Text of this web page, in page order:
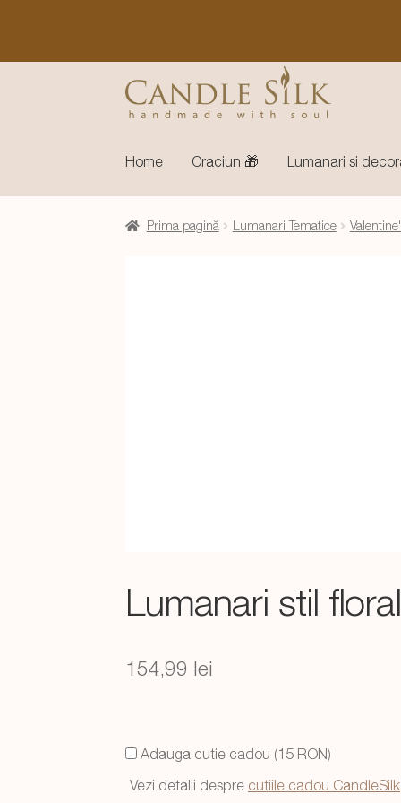
la
navigare
la
conținut
Home Craciun 🎁 Lumanari si
Prima pagină Lumanari Tematice
Lumanari stil
154,99 lei
Adauga cutie cadou (15 RON)
Vezi detalii despre cutiile cadou CandleSilk